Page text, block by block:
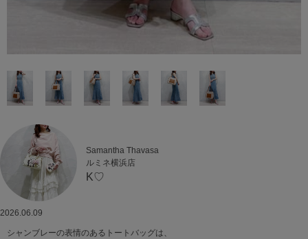
Samantha Thavasa
ルミネ横浜店
K♡
2026.06.09
シャンブレーの表情のあるトートバッグは、